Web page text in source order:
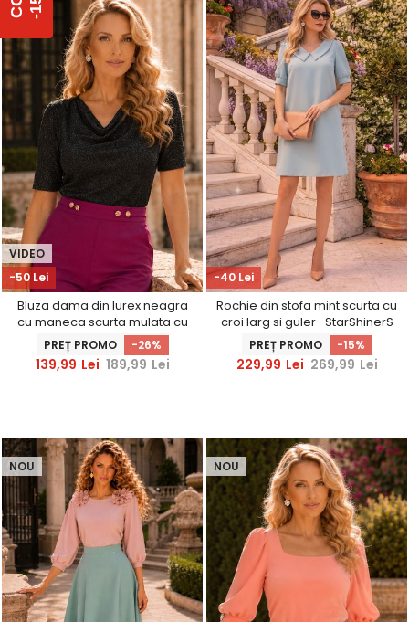
-50 Lei
VIDEO
NOU
Bluza dama din lurex neagra
cu maneca scurta mulata cu
decolteu cazut - StarShinerS
PREȚ PROMO -26%
139,99 Lei 189,99 Lei
-40 Lei
Rochie din stofa mint scurta cu
croi larg si guler- StarShinerS
PREȚ PROMO -15%
229,99 Lei 269,99 Lei
NOU NOU